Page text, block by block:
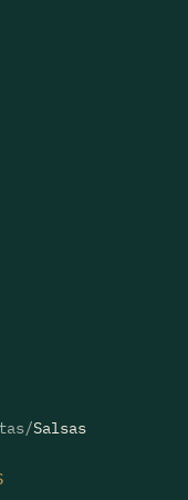
/Salsas